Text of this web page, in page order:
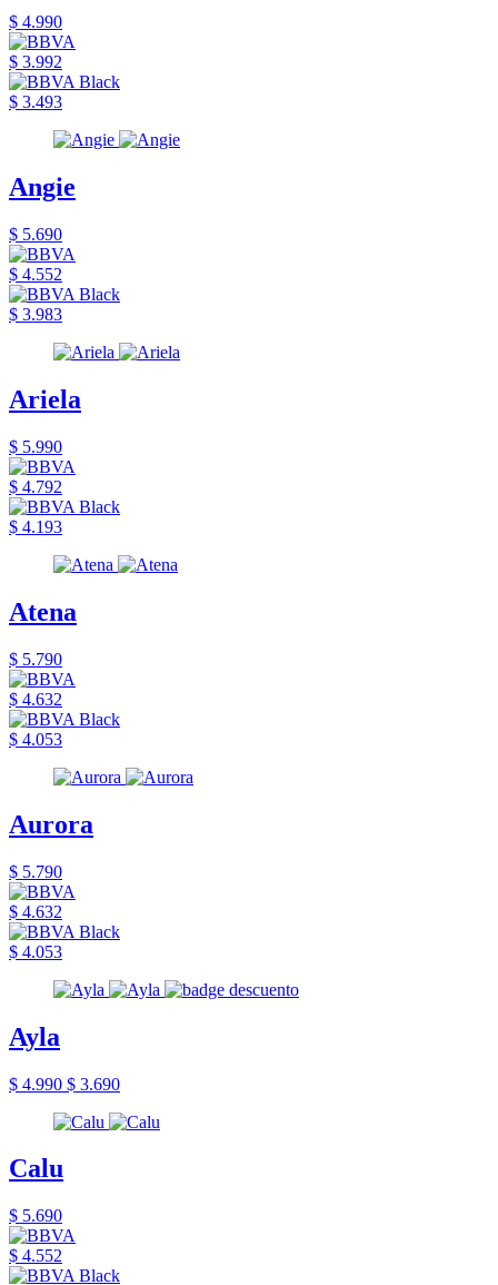
$ 4.990
$ 3.992
$ 3.493
Angie
$ 5.690
$ 4.552
$ 3.983
Ariela
$ 5.990
$ 4.792
$ 4.193
Atena
$ 5.790
$ 4.632
$ 4.053
Aurora
$ 5.790
$ 4.632
$ 4.053
Ayla
$ 4.990 $ 3.690
Calu
$ 5.690
$ 4.552